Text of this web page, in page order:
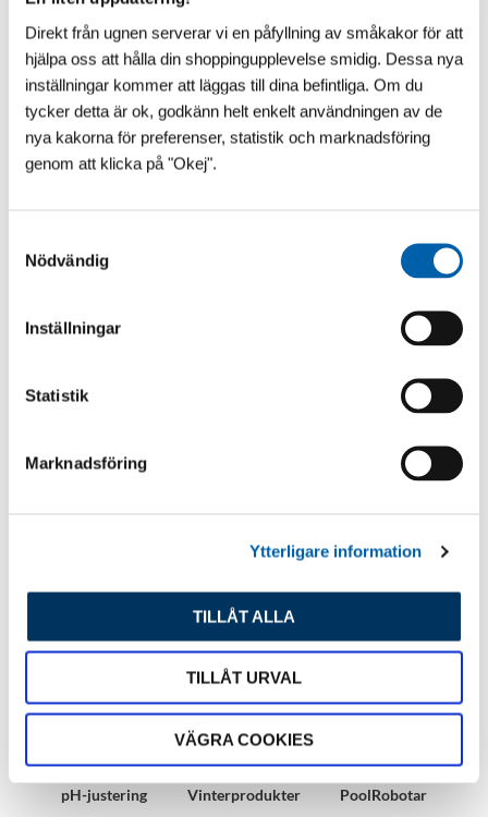
Direkt från ugnen serverar vi en påfyllning av småkakor för att
hjälpa oss att hålla din shoppingupplevelse smidig. Dessa nya
inställningar kommer att läggas till dina befintliga. Om du
tycker detta är ok, godkänn helt enkelt användningen av de
nya kakorna för preferenser, statistik och marknadsföring
genom att klicka på "Okej".
Nödvändig
Inställningar
Statistik
Marknadsföring
Ytterligare information
TILLÅT ALLA
TILLÅT URVAL
VÄGRA COOKIES
Vikt netto
OBS: LADDA ALLTID HEM DEN SENASTE MANUALEN
INNAN INSTALLATION - ÄNDRINGAR OCH
REKOMMENDATIONER KAN ÄNDRAS EFTER TRYCK!
OBS: VID DRIFTSÄTTNING - TILLSE ALLTID ATT
FLÖDESBRYTAREN FUNGERAR SOM DEN SKA SÅ INTE
Utforska sortimentet
pH-justering Vinterprodukter PoolRobotar